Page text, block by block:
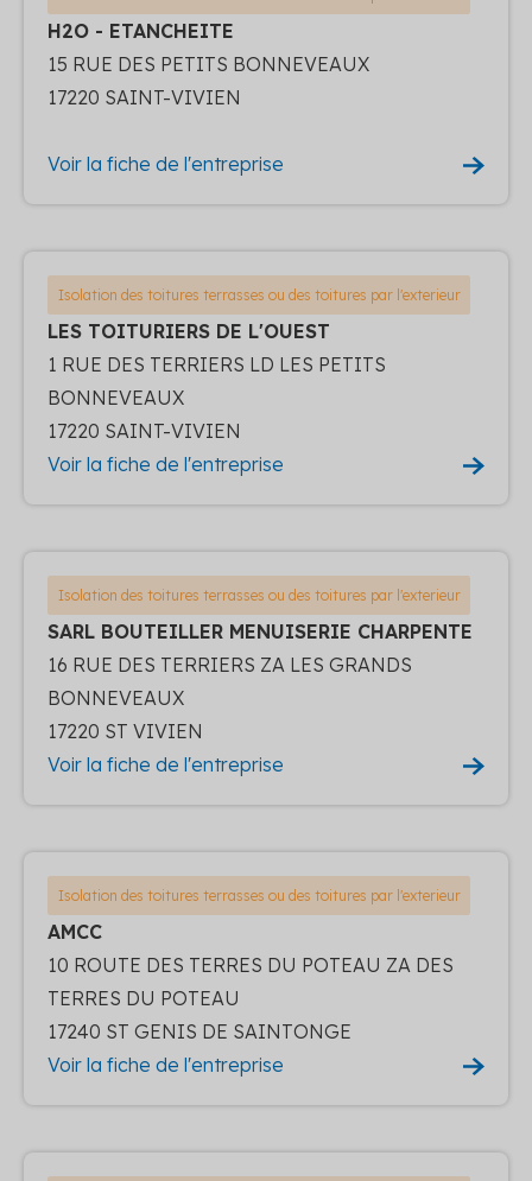
H2O - ETANCHEITE
15 RUE DES PETITS BONNEVEAUX
17220 SAINT-VIVIEN
Voir la fiche de l'entreprise
Isolation des toitures terrasses ou des toitures par l'exterieur
LES TOITURIERS DE L'OUEST
1 RUE DES TERRIERS LD LES PETITS
BONNEVEAUX
17220 SAINT-VIVIEN
Voir la fiche de l'entreprise
Isolation des toitures terrasses ou des toitures par l'exterieur
SARL BOUTEILLER MENUISERIE CHARPENTE
16 RUE DES TERRIERS ZA LES GRANDS
BONNEVEAUX
17220 ST VIVIEN
Voir la fiche de l'entreprise
Isolation des toitures terrasses ou des toitures par l'exterieur
AMCC
10 ROUTE DES TERRES DU POTEAU ZA DES
TERRES DU POTEAU
17240 ST GENIS DE SAINTONGE
Voir la fiche de l'entreprise